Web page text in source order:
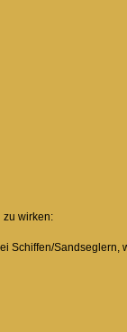
zu wirken:
Sandseglern,